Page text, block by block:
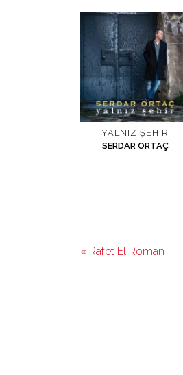
YALNIZ ŞEHIR
SERDAR ORTAÇ
« Rafet El Roman